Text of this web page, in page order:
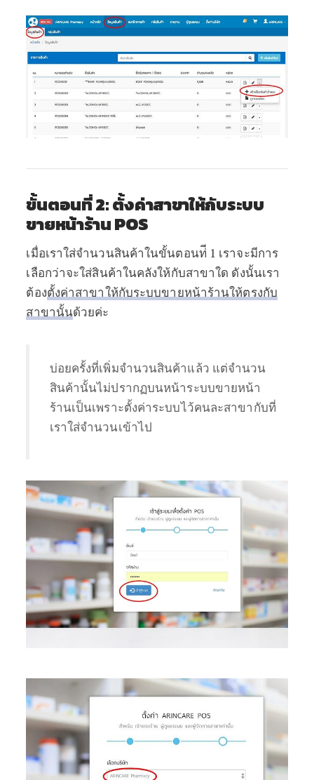
ขั้นตอนที่ 2: ตั้งค่าสาขาให้กับระบบ
ขายหน้าร้าน POS
เมื่อเราใส่จำนวนสินค้าในขั้นตอนท่ี 1 เราจะมีการ
เลือกว่าจะใส่สินค้าในคลังให้กับสาขาใด ดังนั้นเรา
ต้องตั้งค่าสาขาให้กับระบบขายหน้าร้านให้ตรงกับ
สาขานั้นด้วยค่ะ
บ่อยครั้งที่เพิ่มจำนวนสินค้าแล้ว แต่จำนวน
สินค้านั้นไม่ปรากฏบนหน้าระบบขายหน้า
ร้านเป็นเพราะตั้งค่าระบบไว้คนละสาขากับที่
เราใส่จำนวนเข้าไป